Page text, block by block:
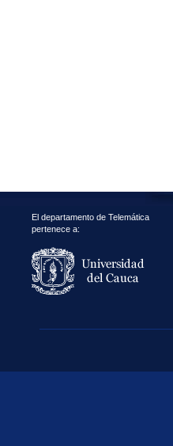
El departamento de Telemática
pertenece a: